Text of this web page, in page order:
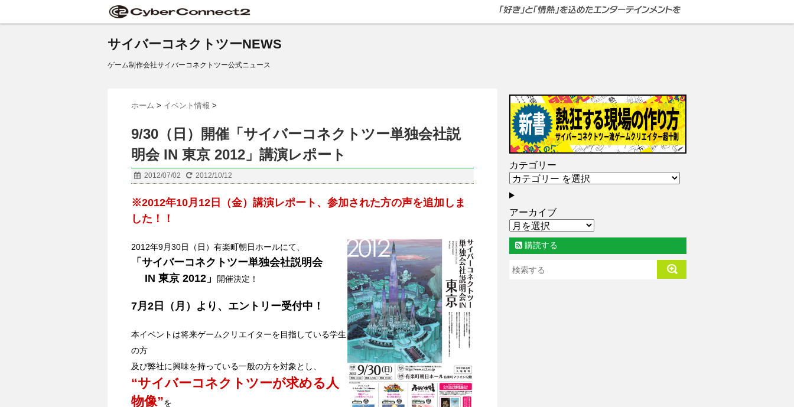
サイバーコネクトツーNEWS
ゲーム制作会社サイバーコネクトツー公式ニュース
ホーム > イベント情報 >
9/30（日）開催「サイバーコネクトツー単独会社説
明会 IN 東京 2012」講演レポート
2012/07/02 2012/10/12
※2012年10月12日（金）講演レポート、参加された方の声を追加しま
した！！
2012年9月30日（日）有楽町朝日ホールにて、
「サイバーコネクトツー単独会社説明会
IN 東京 2012」
開催決定！
7月2日（月）より、エントリー受付中！
本イベントは将来ゲームクリエイターを目指している学生
の方
及び弊社に興味を持っている一般の方を対象とし、
“サイバーコネクトツーが求める人
物像”を
カテゴリー
アーカイブ
購読する